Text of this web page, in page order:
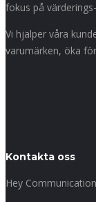
fokus på
Vi hjälper våra
varumärken, öka
Kontakta oss
Hey